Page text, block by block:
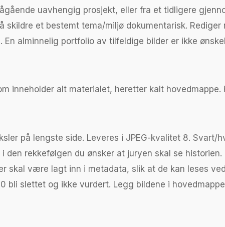
uavhengig prosjekt, eller fra et tidligere
skildre et bestemt tema/miljø dokumentarisk.
En alminnelig portfolio av tilfeldige bilder er ikke
inneholder alt materialet, heretter kalt
på lengste side. Leveres i JPEG-kvalitet 8.
den rekkefølgen du ønsker at juryen skal se historien.
skal være lagt inn i metadata, slik at de kan leses
bli slettet og ikke vurdert. Legg bildene i